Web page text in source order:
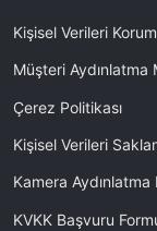
Kişisel Verileri
Müşteri Aydınlatma
Çerez Politikası
Kişisel Verileri
Kamera Aydınlatma
KVKK Başvuru